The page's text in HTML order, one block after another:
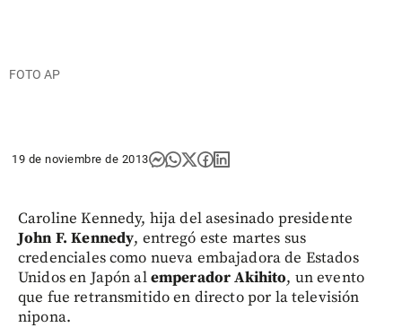
FOTO AP
19 de noviembre de 2013
Caroline Kennedy, hija del asesinado presidente
John F. Kennedy, entregó este martes sus
credenciales como nueva embajadora de Estados
Unidos en Japón alemperador Akihito, un evento
que fue retransmitido en directo por la televisión
nipona.